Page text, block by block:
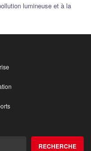
lumineuse et à la
RECHERCHE